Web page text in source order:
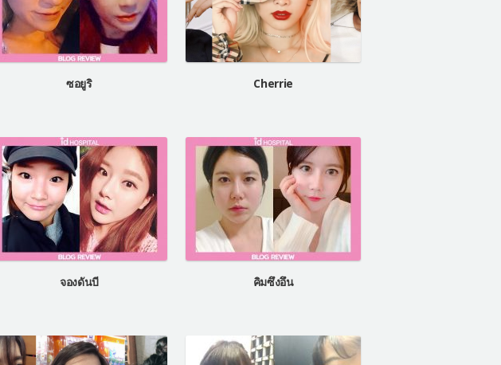
ซอยูริ Cherrie
จองดันบี คิมซึงอึน